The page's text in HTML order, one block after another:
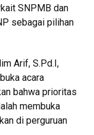
SNPMB dan
sebagai pilihan
Arif, S.Pd.I,
acara
bahwa prioritas
membuka
di perguruan